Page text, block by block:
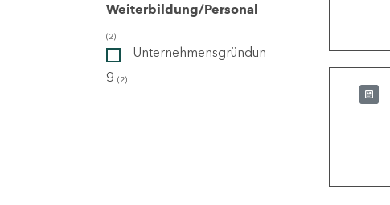
Weiterbildung/Personal
(2)
Unternehmensgründun
g (2)